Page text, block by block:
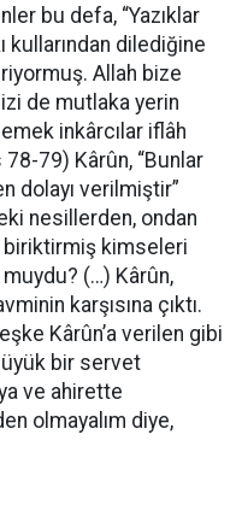
bu defa, “Yazıklar
kullarından dilediğine
Allah bize
de mutlaka yerin
inkârcılar iflâh
79) Kârûn, “Bunlar
dolayı verilmiştir”
nesillerden, ondan
biriktirmiş kimseleri
(…) Kârûn,
karşısına çıktı.
Kârûn’a verilen gibi
bir servet
ve ahirette
olmayalım diye,